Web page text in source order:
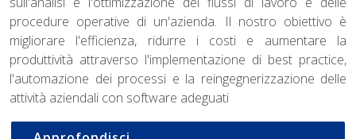
procedure operative di un'azienda. Il nostro obiettivo è
migliorare l'efficienza, ridurre i costi e aumentare la
produttività attraverso l'implementazione di best practice,
l'automazione dei processi e la reingegnerizzazione delle
attività aziendali con software adeguati